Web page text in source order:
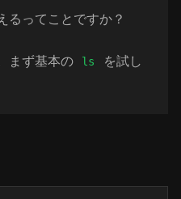
るってことですか？
まず基本の ls
を試し